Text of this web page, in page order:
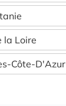
la Loire
Côte-D'Azur